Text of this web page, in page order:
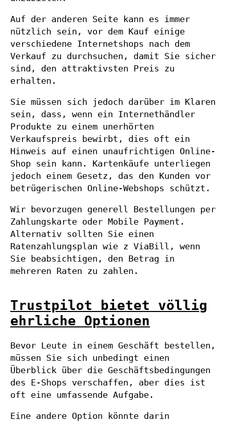
Auf der anderen Seite kann es immer
nützlich sein, vor dem Kauf einige
verschiedene Internetshops nach dem
Verkauf zu durchsuchen, damit Sie sicher
sind, den attraktivsten Preis zu
erhalten.
Sie müssen sich jedoch darüber im Klaren
sein, dass, wenn ein Internethändler
Produkte zu einem unerhörten
Verkaufspreis bewirbt, dies oft ein
Hinweis auf einen unaufrichtigen Online-
Shop sein kann. Kartenkäufe unterliegen
jedoch einem Gesetz, das den Kunden vor
betrügerischen Online-Webshops schützt.
Wir bevorzugen generell Bestellungen per
Zahlungskarte oder Mobile Payment.
Alternativ sollten Sie einen
Ratenzahlungsplan wie z ViaBill, wenn
Sie beabsichtigen, den Betrag in
mehreren Raten zu zahlen.
Trustpilot bietet völlig
ehrliche Optionen
Bevor Leute in einem Geschäft bestellen,
müssen Sie sich unbedingt einen
Überblick über die Geschäftsbedingungen
des E-Shops verschaffen, aber dies ist
oft eine umfassende Aufgabe.
Eine andere Option könnte darin